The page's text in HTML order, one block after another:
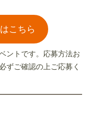
こちら
ントです。応募方法お
ずご確認の上ご応募く